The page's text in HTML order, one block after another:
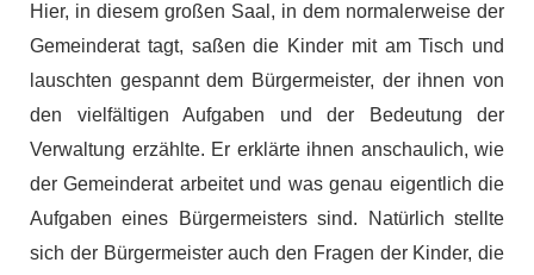
Hier, in diesem großen Saal, in dem normalerweise der
Gemeinderat tagt, saßen die Kinder mit am Tisch und
lauschten gespannt dem Bürgermeister, der ihnen von
den vielfältigen Aufgaben und der Bedeutung der
Verwaltung erzählte. Er erklärte ihnen anschaulich, wie
der Gemeinderat arbeitet und was genau eigentlich die
Aufgaben eines Bürgermeisters sind. Natürlich stellte
sich der Bürgermeister auch den Fragen der Kinder, die